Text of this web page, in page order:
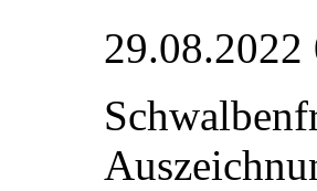
29.08.2022